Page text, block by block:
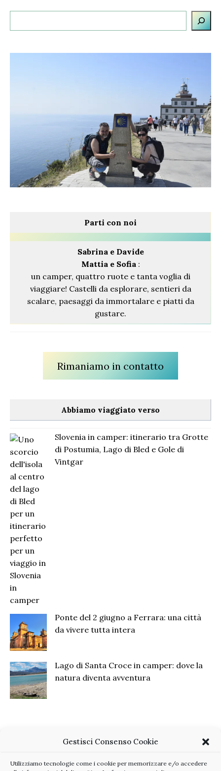
Gestisci Consenso Cookie
Utilizziamo tecnologie come i cookie per memorizzare e/o accedere
Parti con noi
Sabrina e Davide
Mattia e Sofia:
un camper, quattro ruote e tanta voglia di
viaggiare! Castelli da esplorare, sentieri da
scalare, paesaggi da immortalare e piatti da
gustare.
Rimaniamo in contatto
Abbiamo viaggiato verso
Slovenia in camper: itinerario tra Grotte
di Postumia, Lago di Bled e Gole di
Vintgar
Ponte del 2 giugno a Ferrara: una città
da vivere tutta intera
Lago di Santa Croce in camper: dove la
natura diventa avventura